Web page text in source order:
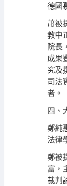
德國
蕭被
教中
院長
成果
究及
司法
者。
四、
鄭純
法律
鄭被
富，
裁判